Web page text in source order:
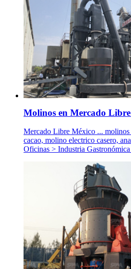
Molinos en Mercado
Mercado Libre México ... molinos
cacao, molino electrico casero,
Oficinas > Industria